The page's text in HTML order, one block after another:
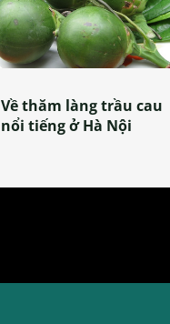
Về thăm làng trầu cau
nổi tiếng ở Hà Nội